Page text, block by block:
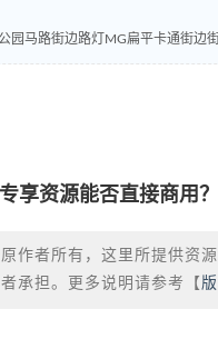
园马路街边路灯MG扁平卡通街边
享资源能否直接商用？
作者所有，这里所提供资
承担。更多说明请参考【